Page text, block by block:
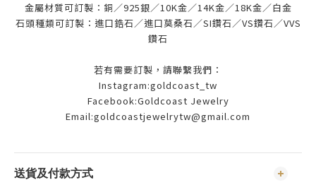
金屬材質可訂製：銅／925銀／10K金／14K金／18K金／白金
石頭種類可訂製：進口鋯石／進口莫桑石／SI鑽石／VS鑽石／VVS
鑽石
若有需要訂製，請聯繫我們：
Instagram:goldcoast_tw
Facebook:Goldcoast Jewelry
Email:goldcoastjewelrytw@gmail.com
送貨及付款方式